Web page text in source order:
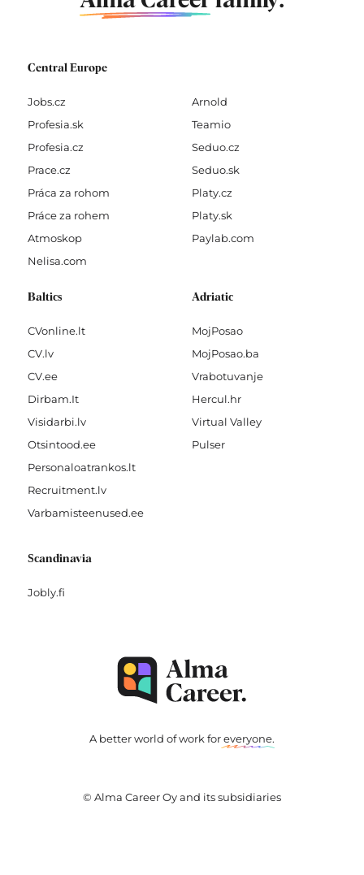
Central Europe
Jobs.cz
Profesia.sk
Profesia.cz
Prace.cz
Práca za rohom
Práce za rohem
Atmoskop
Nelisa.com
Arnold
Teamio
Seduo.cz
Seduo.sk
Platy.cz
Platy.sk
Paylab.com
Baltics
CVonline.lt
CV.lv
CV.ee
Dirbam.It
Visidarbi.lv
Otsintood.ee
Personaloatrankos.lt
Recruitment.lv
Varbamisteenused.ee
Adriatic
MojPosao
MojPosao.ba
Vrabotuvanje
Hercul.hr
Virtual Valley
Pulser
Scandinavia
Jobly.fi
A better world of work foreveryone.
© Alma Career Oy and its subsidiaries